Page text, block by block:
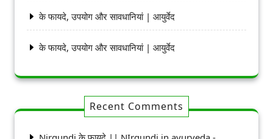
के फायदे, उपयोग और सावधानियां | आयुर्वेद
के फायदे, उपयोग और सावधानियां | आयुर्वेद
Recent Comments